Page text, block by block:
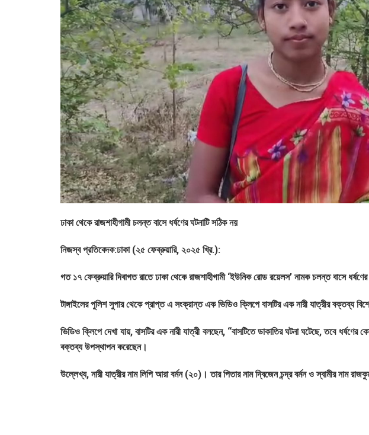
ঢাকা থেকে রাজশাহীগামী চলন্ত বাসে ধর্ষণের ঘটনাটি সঠিক নয়
নিজস্ব প্রতিবেদক:ঢাকা (২৫ ফেব্রুয়ারি, ২০২৫ খ্রি.):
গত ১৭ ফেব্রুয়ারি দিবাগত রাতে ঢাকা থেকে রাজশাহীগামী ‘ইউনিক রোড রয়েলস’ নামক চলন্ত বাসে
টাঙ্গাইলের পুলিশ সুপার থেকে প্রাপ্ত এ সংক্রান্ত এক ভিডিও ক্লিপে বাসটির এক নারী যাত্রীর বক্তব্য
ভিডিও ক্লিপে দেখা যায়, বাসটির এক নারী যাত্রী বলছেন, “বাসটিতে ডাকাতির ঘটনা ঘটেছে, তবে ধর্ষণের
বক্তব্য উপস্থাপন করেছেন।
উল্লেখ্য, নারী যাত্রীর নাম লিপি আরা বর্মন (২০)। তার পিতার নাম দ্বিজেন চন্দ্র বর্মন ও স্বামীর নাম